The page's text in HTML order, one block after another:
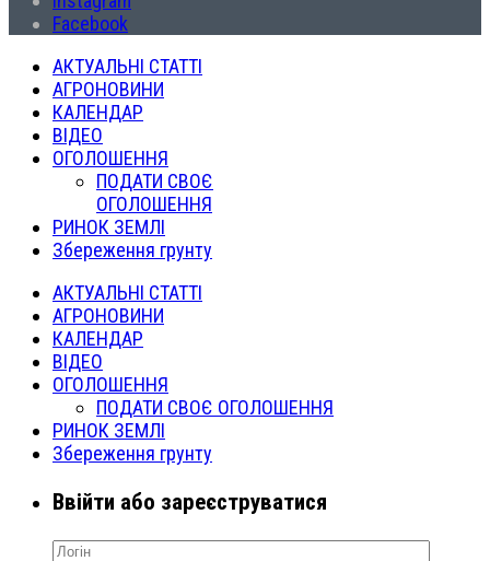
Facebook
АКТУАЛЬНІ СТАТТІ
АГРОНОВИНИ
КАЛЕНДАР
ВІДЕО
ОГОЛОШЕННЯ
ПОДАТИ СВОЄ
ОГОЛОШЕННЯ
РИНОК ЗЕМЛІ
Збереження грунту
АКТУАЛЬНІ СТАТТІ
АГРОНОВИНИ
КАЛЕНДАР
ВІДЕО
ОГОЛОШЕННЯ
ПОДАТИ СВОЄ ОГОЛОШЕННЯ
РИНОК ЗЕМЛІ
Збереження грунту
Ввійти або зареєструватися